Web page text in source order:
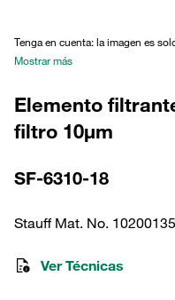
Tenga en cuenta: la imagen es
Mostrar más
Elemento
filtro 10µm
SF-6310-18
Stauff Mat. No.
Ver Técnicas